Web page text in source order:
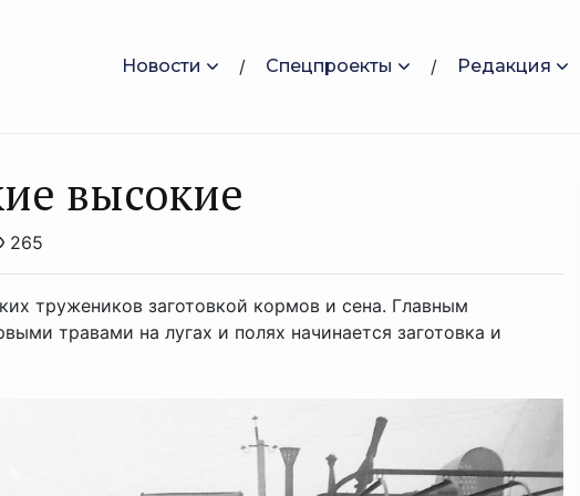
Новости Спецпроекты Редакция
высокие
265
тружеников заготовкой кормов и сена. Главным
травами на лугах и полях начинается заготовка и